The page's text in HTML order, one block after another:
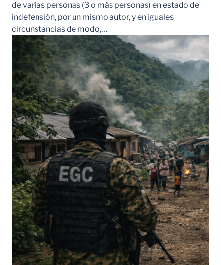
de varias personas (3 o más personas) en estado de
indefensión, por un mismo autor, y en iguales
circunstancias de modo,…